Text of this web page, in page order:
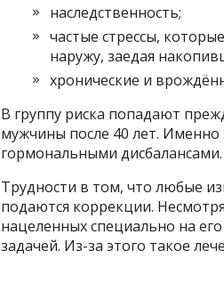
наследственность;
частые стрессы,
наружу, заедая
хронические и
В группу риска попадают
мужчины после 40 лет. Именно
гормональными дисбалансами.
Трудности в том, что любые
подаются коррекции.
нацеленных специально на
задачей. Из-за этого такое